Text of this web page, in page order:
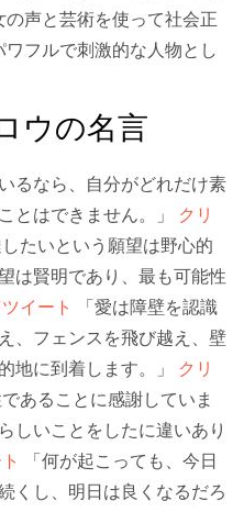
声と芸術を使って社会正
フルで刺激的な人物とし
ウの名言
るなら、自分がどれだけ素
とはできません。」
クリ
したいという願望は野心的
は賢明であり、最も可能性
イート
「愛は障壁を認識
、フェンスを飛び越え、壁
地に到着します。」
クリ
であることに感謝していま
しいことをしたに違いあり
「何が起こっても、今日
くし、明日は良くなるだろ